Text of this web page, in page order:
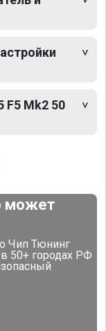
F5 Mk2 50
может
Чип Тюнинг
50+ городах РФ